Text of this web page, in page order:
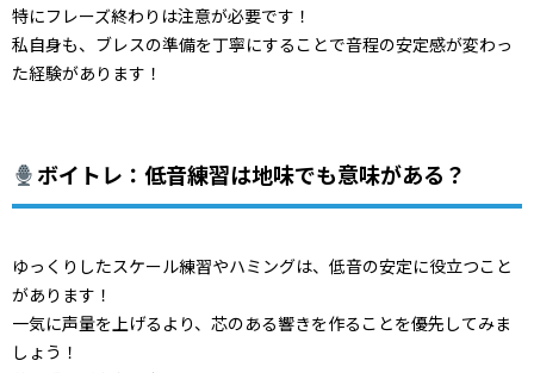
特にフレーズ終わりは注意が必要です！
私自身も、 ブレスの準備を丁寧にすることで音程の安定感が変わっ
た経験があ ります！
ボイトレ：低音練習は地味でも意味がある？
ゆっくりしたスケール練習やハミングは、 低音の安定に役立つこと
があります！
一気に声量を上げるより、 芯のある響きを作ることを優先してみま
しょう！